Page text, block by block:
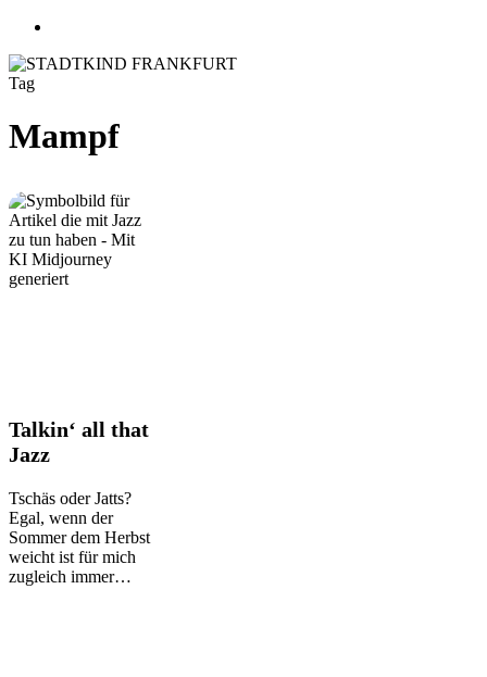
Tag
Mampf
Talkin‘
all
that
Talkin‘ all that
Jazz
Tschäs oder Jatts?
Egal, wenn der
Sommer dem Herbst
weicht ist für mich
zugleich immer…